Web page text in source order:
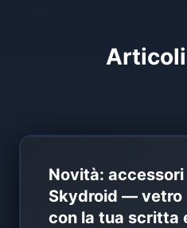
Novità:
Skydroid — vetro
con la tua scritta